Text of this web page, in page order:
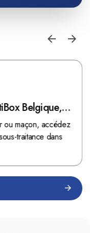
Belgique,
ou maçon, accédez
traitance dans